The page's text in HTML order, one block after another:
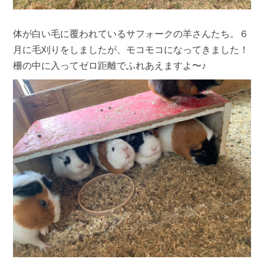
体が白い毛に覆われているサフォークの羊さんたち。６
月に毛刈りをしましたが、モコモコになってきました！
柵の中に入ってゼロ距離でふれあえますよ〜♪